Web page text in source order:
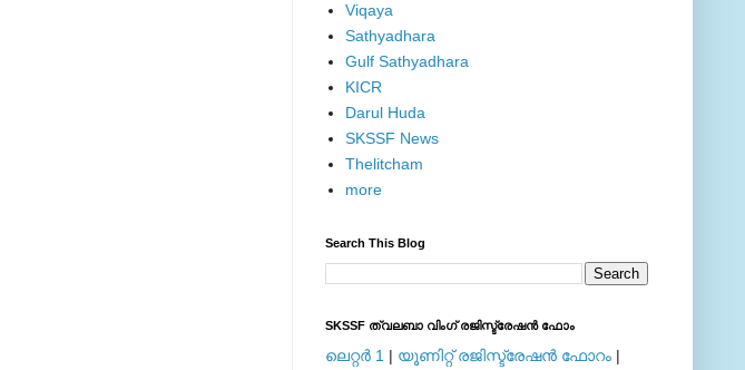
Viqaya
Sathyadhara
Gulf Sathyadhara
KICR
Darul Huda
SKSSF News
Thelitcham
more
Search This Blog
SKSSF ത്വലബാ വിംഗ് രജിസ്ട്രേഷന്‍ ഫോം
ലെറ്റര്‍ 1 | യൂണിറ്റ് രജിസ്ട്രേഷന്‍ ഫോറം |